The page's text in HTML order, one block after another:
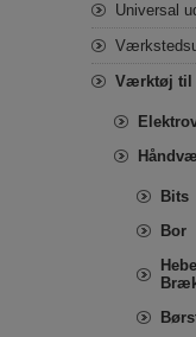
Universal
Værktøj til
Bits
Bor